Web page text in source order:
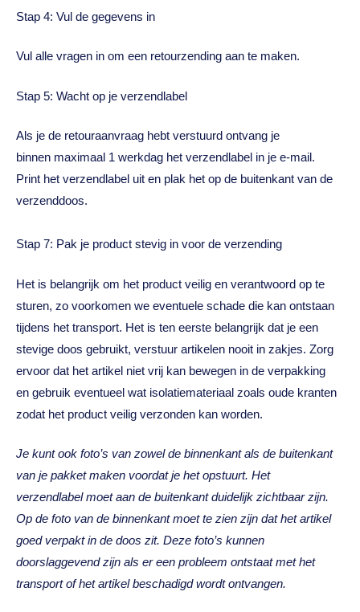
Stap 4: Vul de gegevens in
Vul alle vragen in om een retourzending aan te maken.
Stap 5: Wacht op je verzendlabel
Als je de retouraanvraag hebt verstuurd ontvang je
binnen maximaal 1 werkdag het verzendlabel in je e-mail.
Print het verzendlabel uit en plak het op de buitenkant van de
verzenddoos.
Stap 7: Pak je product stevig in voor de verzending
Het is belangrijk om het product veilig en verantwoord op te
sturen, zo voorkomen we eventuele schade die kan ontstaan
tijdens het transport. Het is ten eerste belangrijk dat je een
stevige doos gebruikt, verstuur artikelen nooit in zakjes. Zorg
ervoor dat het artikel niet vrij kan bewegen in de verpakking
en gebruik eventueel wat isolatiemateriaal zoals oude kranten
zodat het product veilig verzonden kan worden.
Je kunt ook foto’s van zowel de binnenkant als de buitenkant
van je pakket maken voordat je het opstuurt. Het
verzendlabel moet aan de buitenkant duidelijk zichtbaar zijn.
Op de foto van de binnenkant moet te zien zijn dat het artikel
goed verpakt in de doos zit. Deze foto’s kunnen
doorslaggevend zijn als er een probleem ontstaat met het
transport of het artikel beschadigd wordt ontvangen.